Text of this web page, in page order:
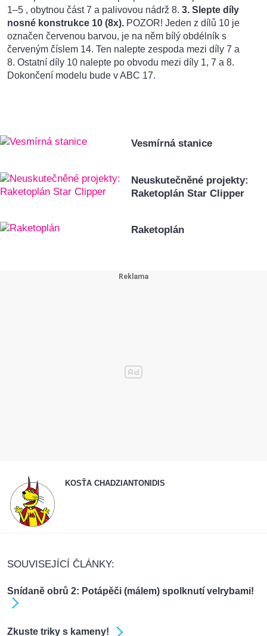
1–5 , obytnou část 7 a palivovou nádrž 8. 3. Slepte díly
nosné konstrukce 10 (8x). POZOR! Jeden z dílů 10 je
označen červenou barvou, je na něm bílý obdélník s
červeným číslem 14. Ten nalepte zespoda mezi díly 7 a
8. Ostatní díly 10 nalepte po obvodu mezi díly 1, 7 a 8.
Dokončení modelu bude v ABC 17.
Vesmírná stanice
Neuskutečněné projekty:
Raketoplán Star Clipper
Raketoplán
KOSŤA CHADZIANTONIDIS
SOUVISEJÍCÍ ČLÁNKY:
Snídaně obrů 2: Potápěči (málem) spolknutí velrybami!
Zkuste triky s kameny!